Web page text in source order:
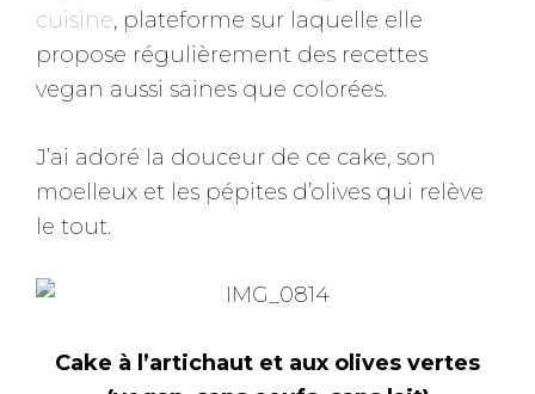
cuisine, plateforme sur laquelle elle
propose régulièrement des recettes
vegan aussi saines que colorées.
J’ai adoré la douceur de ce cake, son
moelleux et les pépites d’olives qui relève
le tout.
Cake à l’artichaut et aux olives vertes